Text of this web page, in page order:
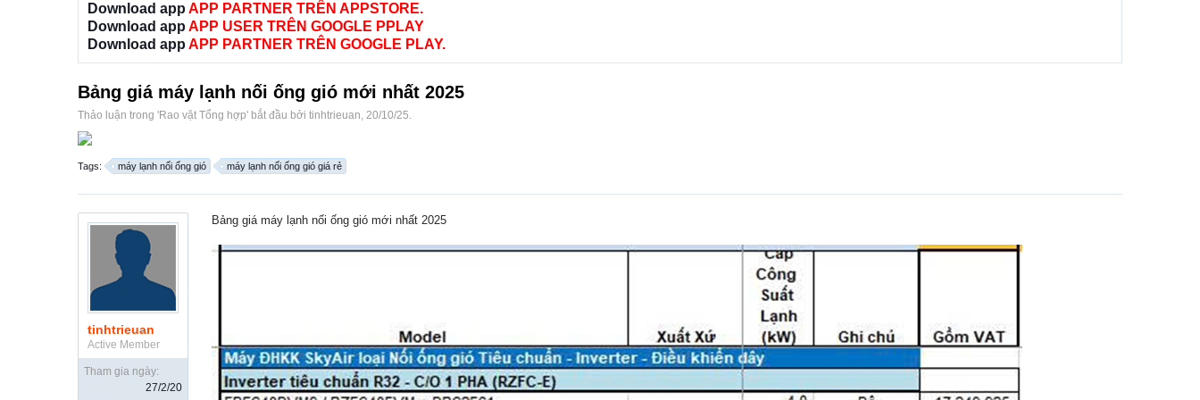
Download app APP PARTNER TRÊN APPSTORE.
Download app APP USER TRÊN GOOGLE PPLAY
Download app APP PARTNER TRÊN GOOGLE PLAY.
Bảng giá máy lạnh nối ống gió mới nhất 2025
Thảo luận trong 'Rao vặt Tổng hợp' bắt đầu bởi tinhtrieuan, 20/10/25.
Tags: máy lạnh nối ống gió máy lạnh nối ống gió giá rẻ
tinhtrieuan
Active Member
Tham gia ngày:
27/2/20
Bảng giá máy lạnh nối ống gió mới nhất 2025